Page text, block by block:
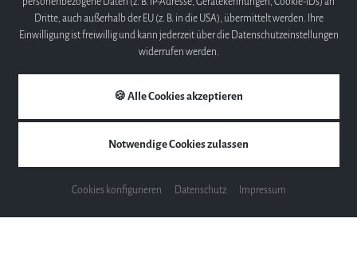
Dritte, auch außerhalb der EU (z. B. in die USA), übermittelt werden. Ihre
Einwilligung ist freiwillig und kann jederzeit über die Datenschutzeinstellungen
widerrufen werden.
🍪 Alle Cookies akzeptieren
Notwendige Cookies zulassen
Cookies konfigurieren Datenschutz Impressum
Maße & Gewicht
154,00 cm
Höhe
102,00 cm
280,00 cm